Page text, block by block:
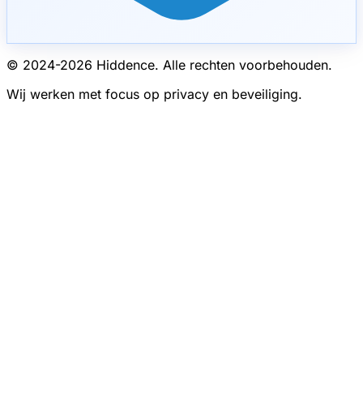
© 2024-2026 Hiddence. Alle rechten voorbehouden.
Wij werken met focus op privacy en beveiliging.